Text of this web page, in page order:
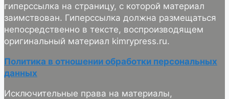
гиперссылка на страницу, с которой материал
заимствован. Гиперссылка должна размещаться
непосредственно в тексте, воспроизводящем
оригинальный материал kimrypress.ru.
Политика в отношении обработки персональных
данных
Исключительные права на материалы,